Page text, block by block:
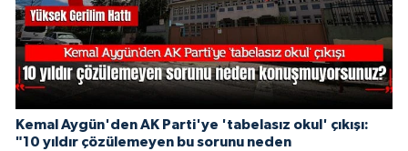
Kemal Aygün'den AK Parti'ye 'tabelasız okul' çıkışı:
"10 yıldır çözülemeyen bu sorunu neden